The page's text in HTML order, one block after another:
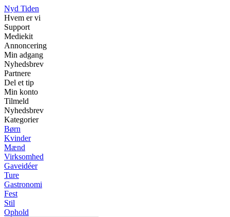
Nyd Tiden
Hvem er vi
Support
Mediekit
Annoncering
Min adgang
Nyhedsbrev
Partnere
Del et tip
Min konto
Tilmeld
Nyhedsbrev
Kategorier
Børn
Kvinder
Mænd
Virksomhed
Gaveidéer
Ture
Gastronomi
Fest
Stil
Ophold